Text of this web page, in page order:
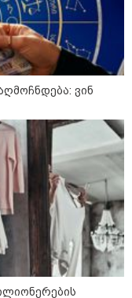
გაორმაგდება“
შესაძლოა,
ვინ